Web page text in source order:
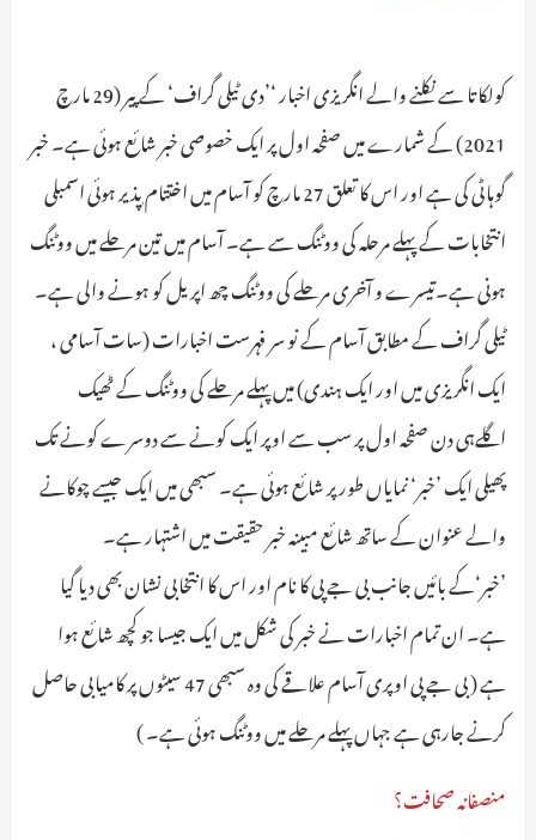
کولکاتا سے نکلنے والے انگریزی اخبار ‘’دی ٹیلی گراف‘ کے پیر (29 مارچ
2021) کے شمارے میں صفحہ اول پر ایک خصوصی خبر شائع ہوئی ہے۔ خبر
گوہاٹی کی ہے اور اس کا تعلق 27 مارچ کو آسام میں اختتام ٖپذیر ہوئی اسمبلی
انتخابات کے پہلے مرحلہ کی ووٹنگ سے ہے۔ آسام میں تین مرحلے میں ووٹنگ
ہونی ہے۔تیسرے و آخری مرحلے کی ووٹنگ چھ اپریل کو ہونے والی ہے۔
ٹیلی گراف کے مطابق آسام کے نو سر فہرست اخبارات (سات آسامی ،
ایک انگریزی میں اور ایک ہندی) میں پہلے مرحلے کی ووٹنگ کے ٹھیک
اگلےہی دن صفحہ اول پر سب سے اوپر ایک کونے سے دوسرے کونے تک
پھیلی ایک ’خبر‘ نمایاں طور پر شائع ہوئی ہے۔ سبھی میں ایک جیسے چوکانے
والے عنوان کے ساتھ شائع مبینہ خبر حقیقت میں اشتہار ہے۔
’خبر‘کے بائیں جانب بی جے پی کا نام اور اس کا انتخابی نشان بھی دیا گیا
ہے۔ ان تمام اخبارات نے خبر کی شکل میں ایک جیسا جو کچھ شائع ہوا
ہے ( بی جے پی اوپری آسام علاقے کی وہ سبھی 47 سیٹوں پر کامیابی حاصل
کرنے جارہی ہے جہاں پہلے مرحلے میں ووٹنگ ہوئی ہے۔ )
منصفانہ صحافت؟